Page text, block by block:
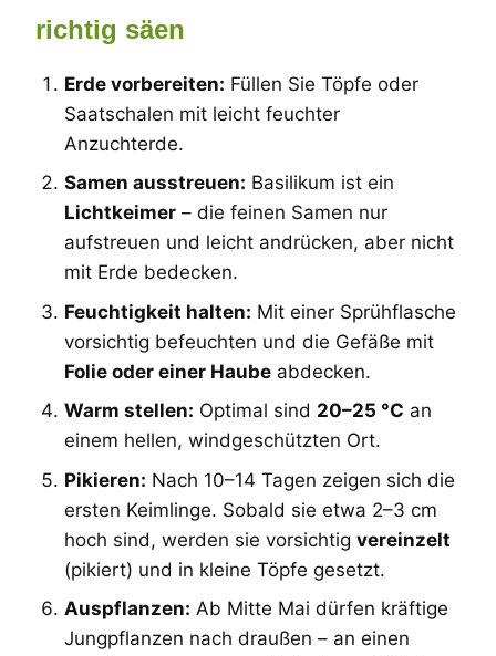
richtig säen
Erde vorbereiten: Füllen Sie Töpfe oder
Saatschalen mit leicht feuchter
Anzuchterde.
Samen ausstreuen: Basilikum ist ein
Lichtkeimer– die feinen Samen nur
aufstreuen und leicht andrücken, aber nicht
mit Erde bedecken.
Feuchtigkeit halten: Mit einer Sprühflasche
vorsichtig befeuchten und die Gefäße mit
Folie oder einer Haubeabdecken.
Warm stellen: Optimal sind 20–25 °C an
einem hellen, windgeschützten Ort.
Pikieren: Nach 10–14 Tagen zeigen sich die
ersten Keimlinge. Sobald sie etwa 2–3 cm
hoch sind, werden sie vorsichtig vereinzelt
(pikiert) und in kleine Töpfe gesetzt.
Auspflanzen: Ab Mitte Mai dürfen kräftige
Jungpflanzen nach draußen – an einen